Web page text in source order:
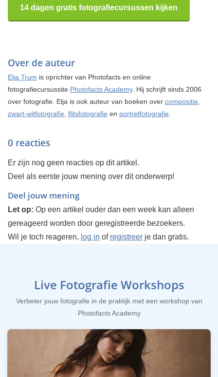
14 dagen gratis fotografiecursussen kijken
Over de auteur
Elja Trum is oprichter van Photofacts en online
fotografiecursussite Photofacts Academy. Hij schrijft sinds 2006
over fotografie. Elja is ook auteur van boeken over compositie
zwart-witfotografie flitsfotografie en portretfotografie
0 reacties
Er zijn nog geen reacties op dit artikel.
Deel als eerste jouw mening over dit onderwerp!
Deel jouw mening
Let op: Op een artikel ouder dan een week kan alleen
gereageerd worden door geregistreerde bezoekers.
Wil je toch reageren, log in of registreerje dan gratis.
Live Fotografie Workshops
Verbeter jouw fotografie in de praktijk met een workshop van
Photofacts Academy